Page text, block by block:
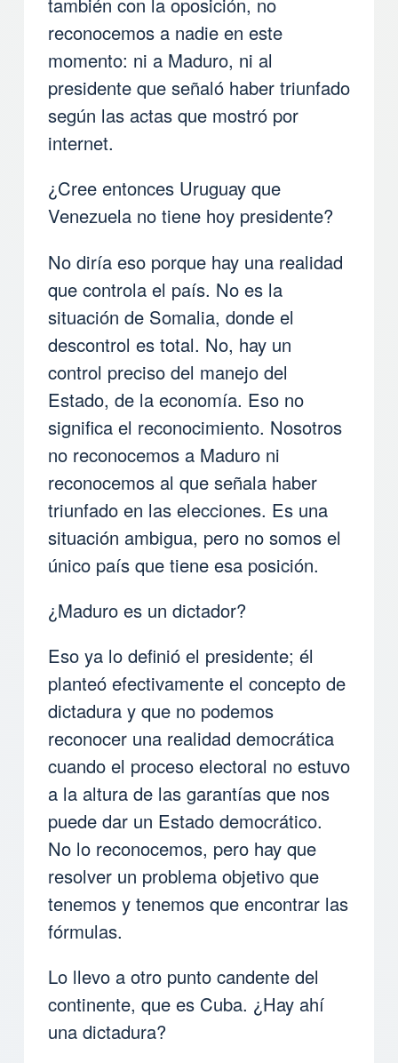
reconocemos a nadie en este
momento: ni a Maduro, ni al
presidente que señaló haber triunfado
según las actas que mostró por
internet.
¿Cree entonces Uruguay que
Venezuela no tiene hoy presidente?
No diría eso porque hay una realidad
que controla el país. No es la
situación de Somalia, donde el
descontrol es total. No, hay un
control preciso del manejo del
Estado, de la economía. Eso no
significa el reconocimiento. Nosotros
no reconocemos a Maduro ni
reconocemos al que señala haber
triunfado en las elecciones. Es una
situación ambigua, pero no somos el
único país que tiene esa posición.
¿Maduro es un dictador?
Eso ya lo definió el presidente; él
planteó efectivamente el concepto de
dictadura y que no podemos
reconocer una realidad democrática
cuando el proceso electoral no estuvo
a la altura de las garantías que nos
puede dar un Estado democrático.
No lo reconocemos, pero hay que
resolver un problema objetivo que
tenemos y tenemos que encontrar las
fórmulas.
Lo llevo a otro punto candente del
continente, que es Cuba. ¿Hay ahí
una dictadura?